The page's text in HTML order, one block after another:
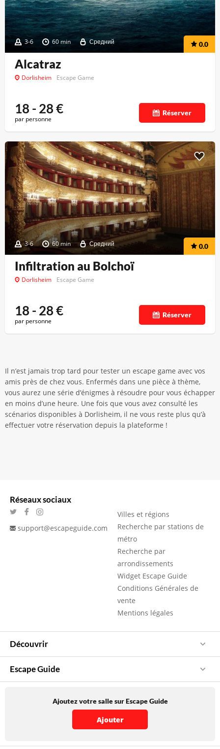
3-6 60 min Средний 0.0
Alcatraz
Dorlisheim Escape Game
18 - 28€
par personne
Réserver
3-6 60 min Средний 0.0
Infiltration au Bolchoï
Dorlisheim Escape Game
18 - 28€
par personne
Réserver
Il n’est jamais trop tard pour tester un escape game avec vos
amis près de chez vous. Enfermés dans une pièce à thème,
vous aurez une série d’énigmes à résoudre pour vous échapper
en moins d’une heure. Une fois que vous avez consulté les
scénarios disponibles à Dorlisheim, il ne vous reste plus qu’à
effectuer votre réservation depuis la plateforme !
Réseaux sociaux
support@escapeguide.com
Villes et régions
Recherche par stations de
métro
Recherche par
arrondissements
Widget Escape Guide
Conditions Générales de
vente
Mentions légales
Découvrir
Escape Guide
Ajoutez votre salle sur Escape Guide
Ajouter